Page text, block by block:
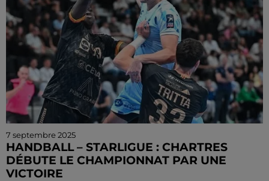
7 septembre 2025
HANDBALL – STARLIGUE : CHARTRES
DÉBUTE LE CHAMPIONNAT PAR UNE
VICTOIRE